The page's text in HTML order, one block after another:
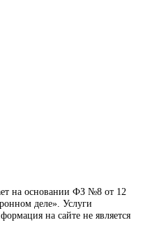
на основании ФЗ №8 от 12
деле». Услуги
на сайте не является